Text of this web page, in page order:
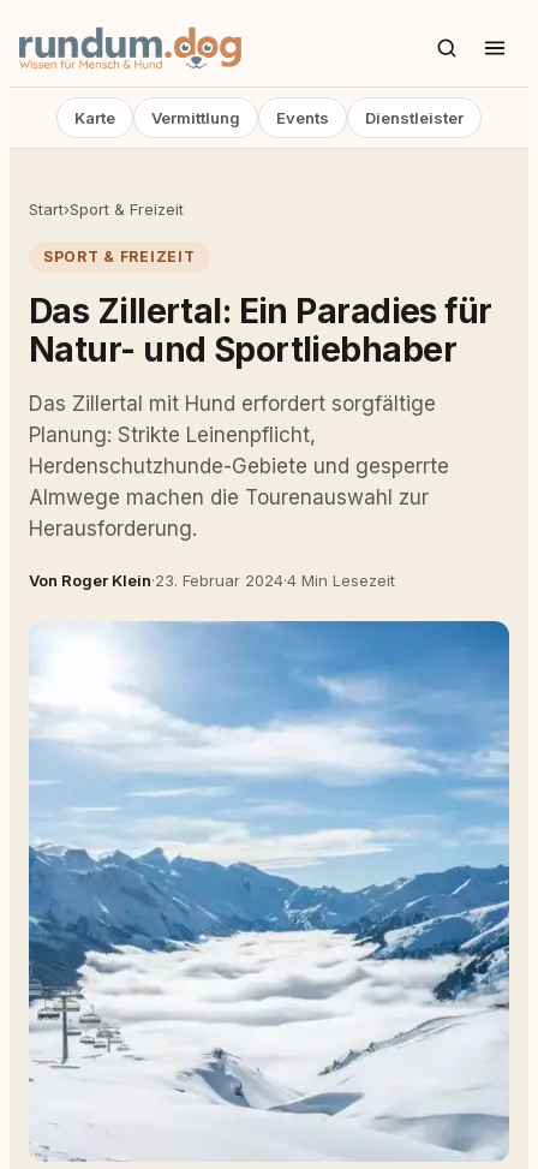
Karte Vermittlung Events Dienstleister
Start›Sport & Freizeit
SPORT & FREIZEIT
Das Zillertal: Ein Paradies für
Natur- und Sportliebhaber
Das Zillertal mit Hund erfordert sorgfältige
Planung: Strikte Leinenpflicht,
Herdenschutzhunde-Gebiete und gesperrte
Almwege machen die Tourenauswahl zur
Herausforderung.
Von Roger Klein·23. Februar 2024·4 Min Lesezeit